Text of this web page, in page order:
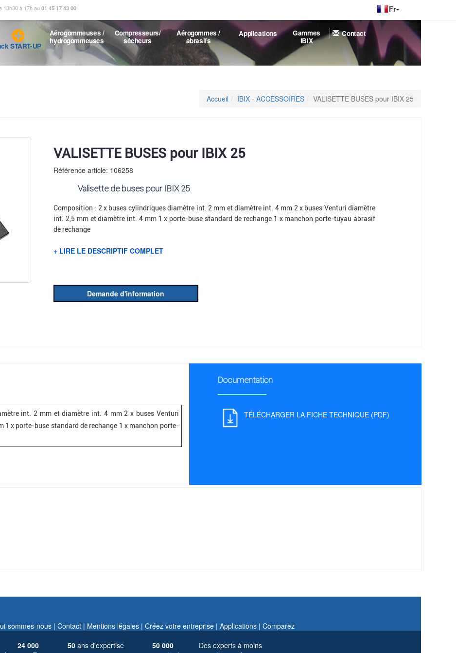
13h30 à 17h au 01 45 17 43 00
START-UP
Aérogommeuses /
hydrogommeuses
Compresseurs/
sécheurs
Aérogommes /
abrasifs
Applications
Gammes
IBIX
| Contact
Accueil IBIX - ACCESSOIRES VALISETTE BUSES pour IBIX 25
VALISETTE BUSES pour IBIX 25
Référence article: 106258
Valisette de buses pour IBIX 25
Composition : 2 x buses cylindriques diamètre int. 2 mm et diamètre int. 4 mm 2 x buses Venturi diamètre
int. 2,5 mm et diamètre int. 4 mm 1 x porte-buse standard de rechange 1 x manchon porte-tuyau abrasif
de rechange
+ LIRE LE DESCRIPTIF COMPLET
Demande d'information
int. 2 mm et diamètre int. 4 mm 2 x buses Venturi
1 x porte-buse standard de rechange 1 x manchon porte-
Documentation
TÉLÉCHARGER LA FICHE TECHNIQUE (PDF)
sommes-nous | Contact | Mentions légales | Créez votre entreprise | Applications | Comparez
24 000
50ans d'expertise
50 000
Des experts à moins